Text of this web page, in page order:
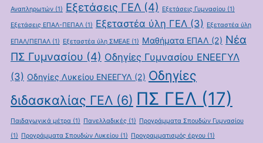
Αναπληρωτών(1) Εξετάσεις ΓΕΛ(4) Εξετάσεις Γυμνασίου(1)
Εξετάσεις ΕΠΑΛ-ΠΕΠΑΛ(1) Εξεταστέα ύλη ΓΕΛ(3) Εξεταστέα ύλη
ΕΠΑΛ/ΠΕΠΑΛ(1) Εξεταστέα ύλη ΣΜΕΑΕ(1) Μαθήματα ΕΠΑΛ (2) Νέα
ΠΣ Γυμνασίου (4) Οδηγίες Γυμνασίου ΕΝΕΕΓΥΛ
(3) Οδηγίες Λυκείου ΕΝΕΕΓΥΛ (2) Οδηγίες
διδασκαλίας ΓΕΛ(6) ΠΣ ΓΕΛ (17)
Παιδαγωγικά μέτρα(1) Πανελλαδικές (1) Προγράμματα Σπουδών Γυμνασίου
(1) Προγράμματα Σπουδών Λυκείου(1) Προγραμματισμός έργου(1)